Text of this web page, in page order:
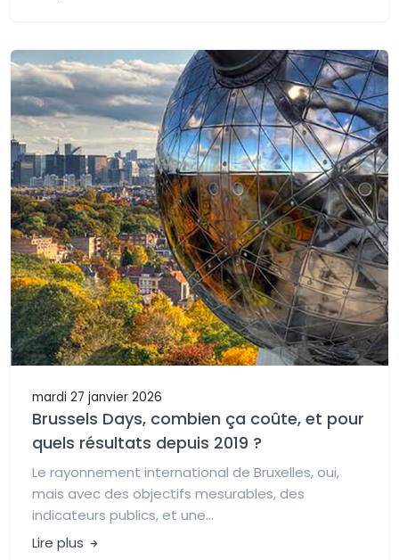
mardi 27 janvier 2026
Brussels Days, combien ça coûte, et pour
quels résultats depuis 2019 ?
Le rayonnement international de Bruxelles, oui,
mais avec des objectifs mesurables, des
indicateurs publics, et une...
Lire plus